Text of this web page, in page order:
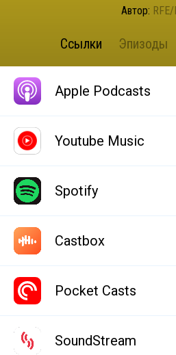
Автор:
Ссылки Эпизоды
Apple Podcasts
Youtube Music
Spotify
Castbox
Pocket Casts
SoundStream